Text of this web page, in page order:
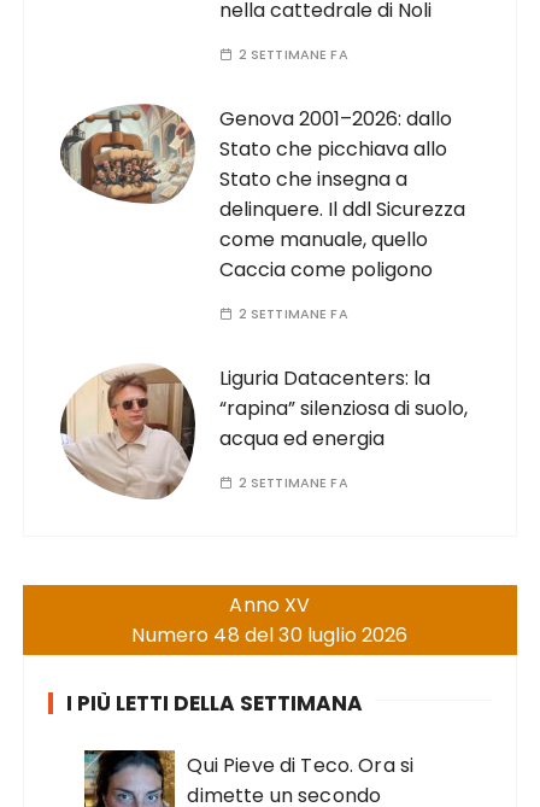
nella cattedrale di Noli
2 SETTIMANE FA
Genova 2001–2026: dallo
Stato che picchiava allo
Stato che insegna a
delinquere. Il ddl Sicurezza
come manuale, quello
Caccia come poligono
2 SETTIMANE FA
Liguria Datacenters: la
“rapina” silenziosa di suolo,
acqua ed energia
2 SETTIMANE FA
Anno XV
Numero 48 del 30 luglio 2026
I PIÙ LETTI DELLA SETTIMANA
Qui Pieve di Teco. Ora si
dimette un secondo